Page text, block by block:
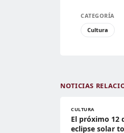
CATEGORÍA
Cultura
NOTICIAS
CULTURA
El próximo 12
eclipse solar